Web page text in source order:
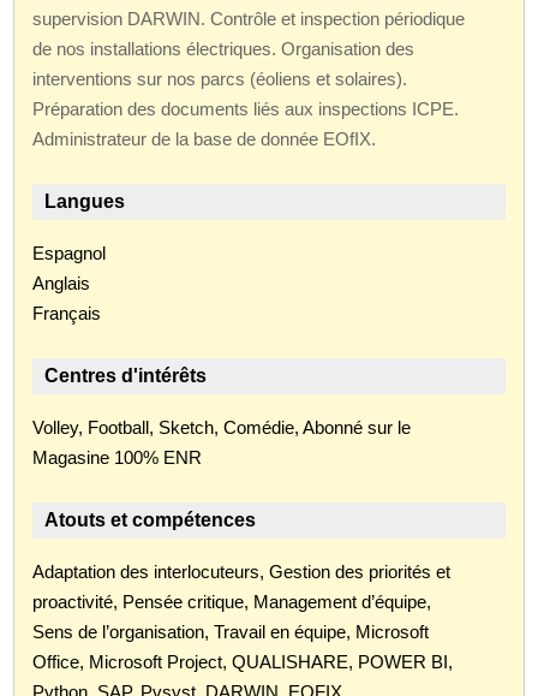
supervision DARWIN. Contrôle et inspection périodique
de nos installations électriques. Organisation des
interventions sur nos parcs (éoliens et solaires).
Préparation des documents liés aux inspections ICPE.
Administrateur de la base de donnée EOfIX.
Langues
Espagnol
Anglais
Français
Centres d'intérêts
Volley, Football, Sketch, Comédie, Abonné sur le
Magasine 100% ENR
Atouts et compétences
Adaptation des interlocuteurs, Gestion des priorités et
proactivité, Pensée critique, Management d’équipe,
Sens de l’organisation, Travail en équipe, Microsoft
Office, Microsoft Project, QUALISHARE, POWER BI,
Python, SAP, Pvsyst, DARWIN, EOFIX,